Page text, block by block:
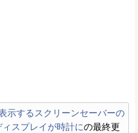
示するスクリーンセーバーの
スプレイが時計にの最終更